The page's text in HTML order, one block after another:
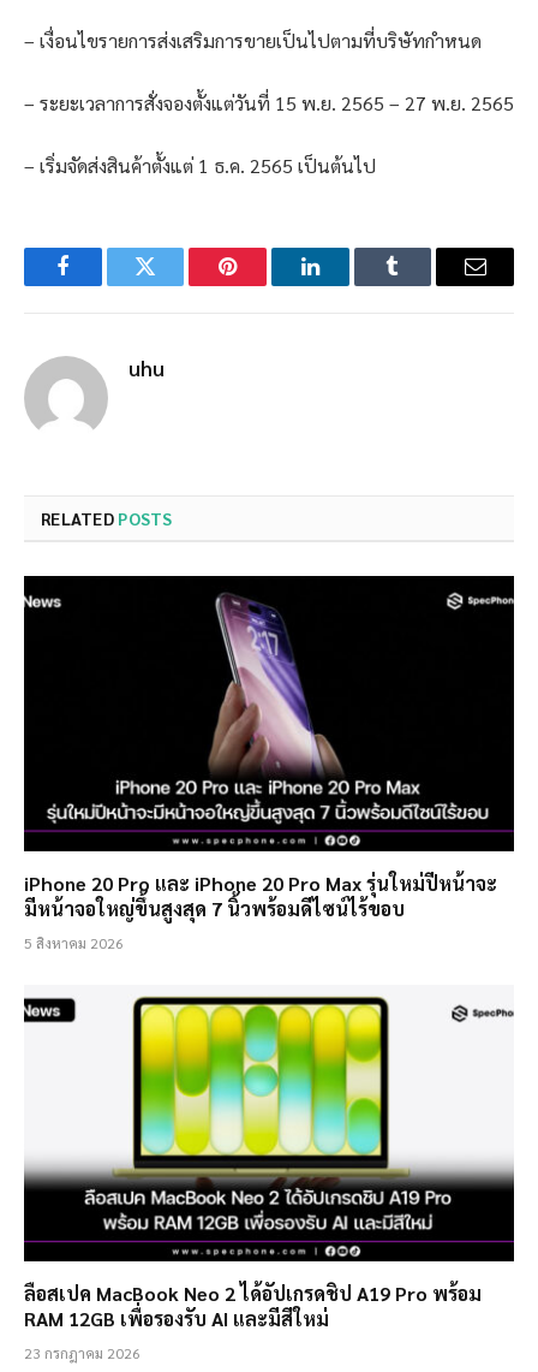
– เงื่อนไขรายการส่งเสริมการขายเป็นไปตามที่บริษัทกำหนด
– ระยะเวลาการสั่งจองตั้งแต่วันที่ 15 พ.ย. 2565 – 27 พ.ย. 2565
– เริ่มจัดส่งสินค้าตั้งแต่ 1 ธ.ค. 2565 เป็นต้นไป
FacebookTwitter Pinterest LinkedInTumblr Email
uhu
RELATED POSTS
iPhone 20 Pro และ iPhone 20 Pro Max รุ่นใหม่ปีหน้าจะ
มีหน้าจอใหญ่ขึ้นสูงสุด 7 นิ้วพร้อมดีไซน์ไร้ขอบ
5 สิงหาคม 2026
ลือสเปค MacBook Neo 2 ได้อัปเกรดชิป A19 Pro พร้อม
RAM 12GB เพื่อรองรับ AI และมีสีใหม่
23 กรกฎาคม 2026